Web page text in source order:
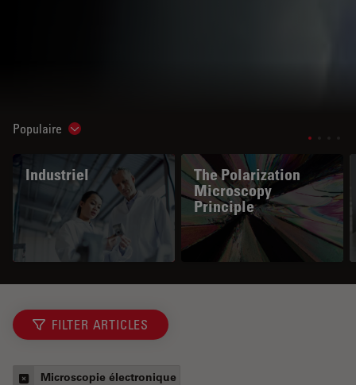
Populaire Show subnavigation
Industriel
The Polarization
Microscopy
Principle
FILTER ARTICLES
Microscopie électronique